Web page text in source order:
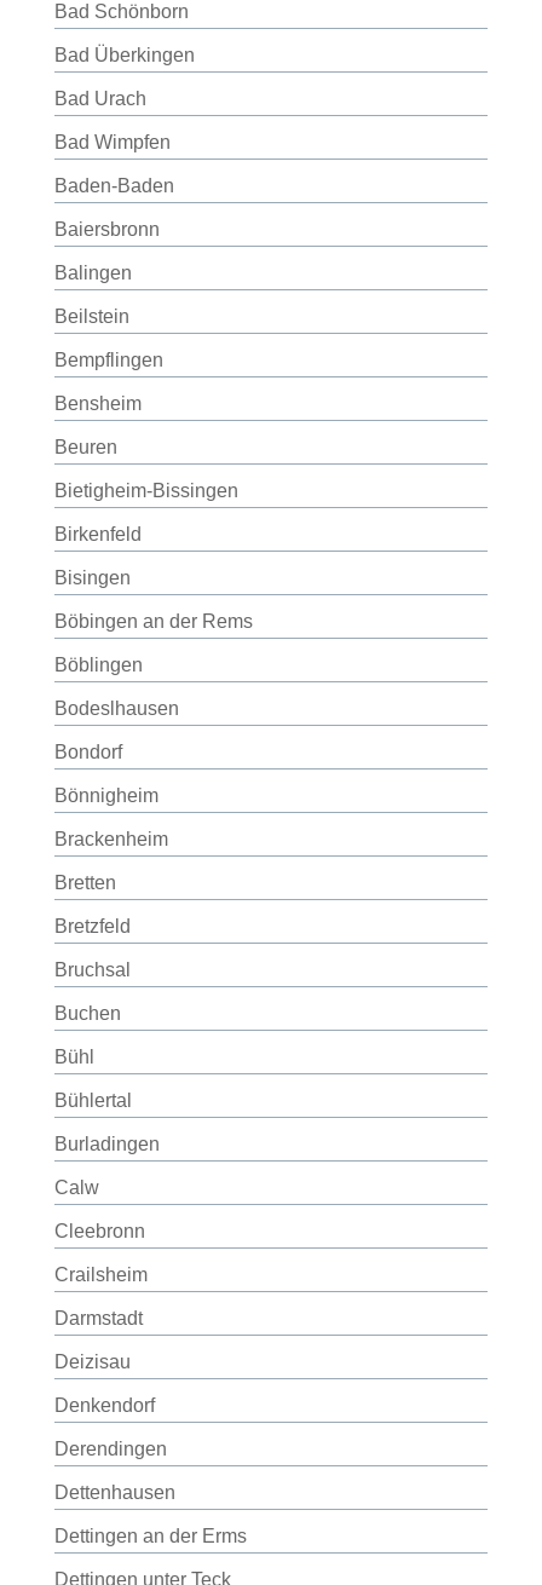
Bad Schönborn
Bad Überkingen
Bad Urach
Bad Wimpfen
Baden-Baden
Baiersbronn
Balingen
Beilstein
Bempflingen
Bensheim
Beuren
Bietigheim-Bissingen
Birkenfeld
Bisingen
Böbingen an der Rems
Böblingen
Bodeslhausen
Bondorf
Bönnigheim
Brackenheim
Bretten
Bretzfeld
Bruchsal
Buchen
Bühl
Bühlertal
Burladingen
Calw
Cleebronn
Crailsheim
Darmstadt
Deizisau
Denkendorf
Derendingen
Dettenhausen
Dettingen an der Erms
Dettingen unter Teck